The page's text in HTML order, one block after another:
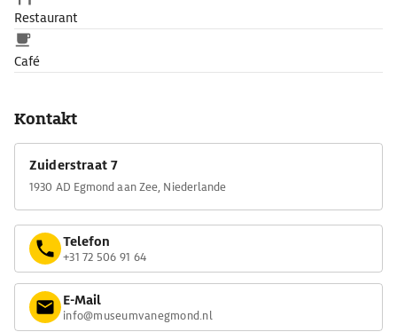
Restaurant
Café
Kontakt
Zuiderstraat 7
1930 AD Egmond aan Zee, Niederlande
Telefon
+31 72 506 91 64
E-Mail
info@museumvanegmond.nl